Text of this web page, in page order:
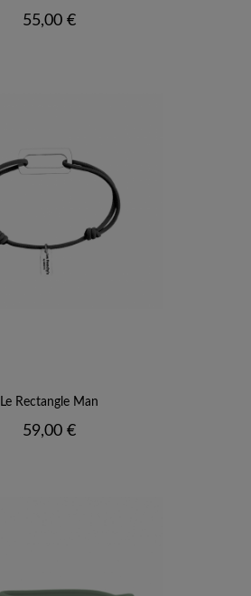
Prix
55,00 €
Le Rectangle Man
Prix
59,00 €